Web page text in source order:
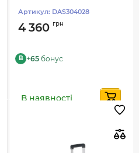
Артикул: DAS304028
4 360 грн
B +65 бонус
В наявності